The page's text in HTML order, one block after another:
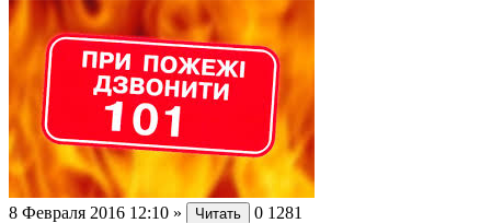
8 Февраля 2016 12:10 » Читать 0 1281